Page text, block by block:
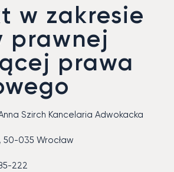
w zakresie
prawnej
prawa
Szirch Kancelaria Adwokacka
50-035 Wrocław
222